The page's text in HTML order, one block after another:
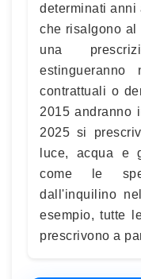
determinati anni
che risalgono al
una
contrattuali o
2015 andranno
2025 si
luce, acqua e
come le
dall'inquilino
esempio, tutte
prescrivono a